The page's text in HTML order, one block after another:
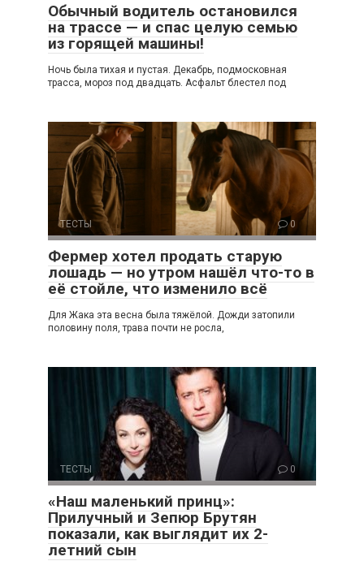
Обычный водитель остановился
на трассе — и спас целую семью
из горящей машины!
Ночь была тихая и пустая. Декабрь, подмосковная
трасса, мороз под двадцать. Асфальт блестел под
ТЕСТЫ 0
Фермер хотел продать старую
лошадь — но утром нашёл что-то в
её стойле, что изменило всё
Для Жака эта весна была тяжёлой. Дожди затопили
половину поля, трава почти не росла,
ТЕСТЫ 0
«Наш маленький принц»:
Прилучный и Зепюр Брутян
показали, как выглядит их 2-
летний сын